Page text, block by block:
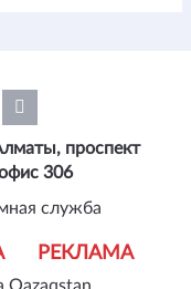
РЕКЛАМА
проспект
306
служба